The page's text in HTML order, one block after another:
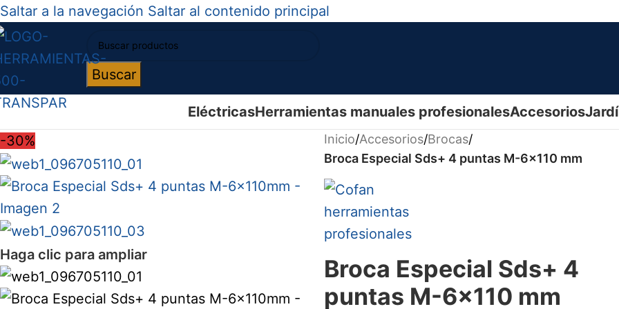
Saltar a la navegación Saltar al contenido principal
Buscar
EléctricasHerramientas manuales profesionalesAccesorios
-30%
Haga clic para ampliar
Inicio/Accesorios/Brocas/
Broca Especial Sds+ 4 puntas M-6x110 mm
Broca Especial Sds+ 4
puntas M-6x110 mm